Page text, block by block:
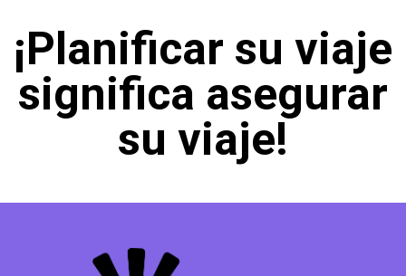
¡Planificar su viaje
significa asegurar
su viaje!